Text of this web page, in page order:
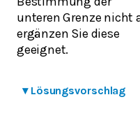
unteren Grenze nicht
ergänzen Sie diese
geeignet.
▾ Lösungsvorschlag